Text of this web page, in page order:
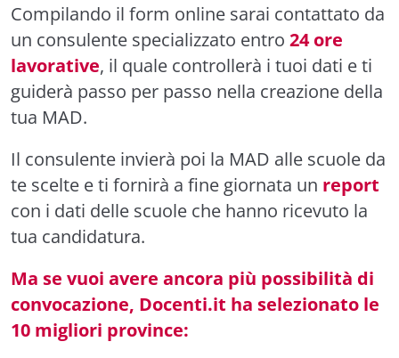
Compilando il form online sarai contattato da
un consulente specializzato entro 24 ore
lavorative, il quale controllerà i tuoi dati e ti
guiderà passo per passo nella creazione della
tua MAD.
Il consulente invierà poi la MAD alle scuole da
te scelte e ti fornirà a fine giornata un report
con i dati delle scuole che hanno ricevuto la
tua candidatura.
Ma se vuoi avere ancora più possibilità di
convocazione, Docenti.it ha selezionato le
10 migliori province: